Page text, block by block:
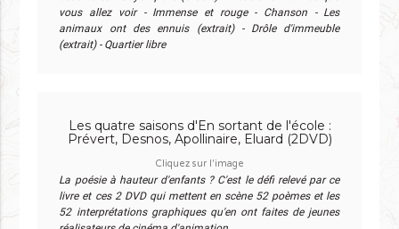
vous allez voir - Immense et rouge - Chanson - Les
animaux ont des ennuis (extrait) - Drôle d'immeuble
(extrait) - Quartier libre
Les quatre saisons d'En sortant de l'école :
Prévert, Desnos, Apollinaire, Eluard (2DVD)
Cliquez sur l'image
La poésie à hauteur d'enfants ? C'est le défi relevé par ce
livre et ces 2 DVD qui mettent en scène 52 poèmes et les
52 interprétations graphiques qu'en ont faites de jeunes